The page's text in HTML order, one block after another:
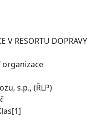
V RESORTU DOPRAVY
organizace
s.p., (ŘLP)